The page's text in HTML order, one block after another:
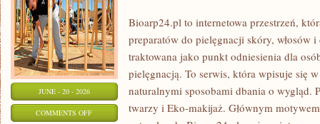
JUNE - 20 - 2026
COMMENTS OFFON
Bioarp24.pl to internetowa przestrzeń,
preparatów do pielęgnacji skóry, włosów i
traktowana jako punkt odniesienia dla
pielęgnacją. To serwis, która wpisuje się
naturalnymi sposobami dbania o wygląd.
twarzy i Eko-makijaż. Głównym